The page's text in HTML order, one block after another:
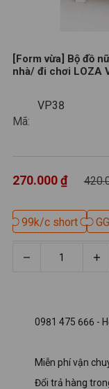
[Form vừa] Bộ đồ
nhà/ đi chơi LOZA
Mã:
270.000 ₫
0981 475 666 -
Miễn phí vận
Đổi trả hàng
VP38
99k/c short
99k/c short